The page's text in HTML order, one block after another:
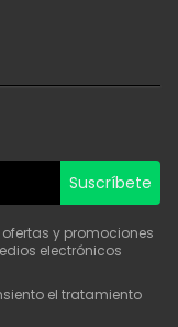
Suscríbete
ofertas y promociones
electrónicos
el tratamiento